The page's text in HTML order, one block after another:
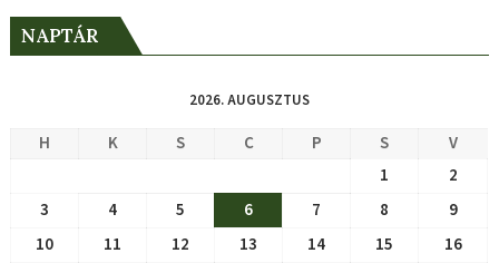
NAPTÁR
2026. AUGUSZTUS
H K S C P S
V
1
2
3
4 5 6 7 8
9
10
11 12 13 14 15
16